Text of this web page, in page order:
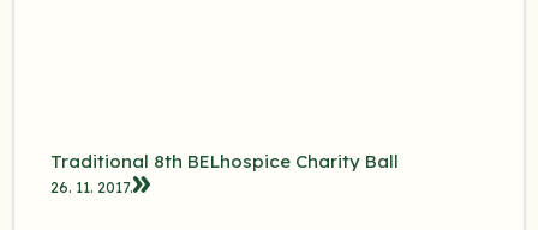
Traditional 8th BELhospice Charity Ball
26. 11. 2017.